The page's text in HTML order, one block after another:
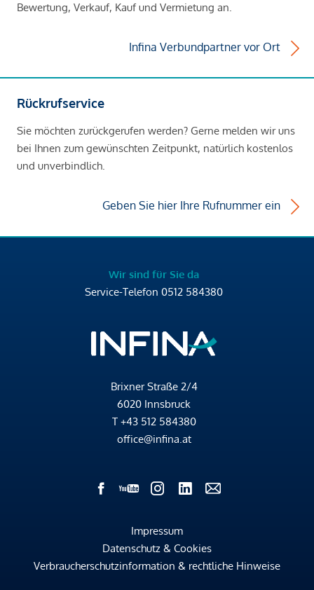
Bewertung, Verkauf, Kauf und Vermietung an.
Infina Verbundpartner vor Ort
Rückrufservice
Sie möchten zurückgerufen werden? Gerne melden wir uns
bei Ihnen zum gewünschten Zeitpunkt, natürlich kostenlos
und unverbindlich.
Geben Sie hier Ihre Rufnummer ein
Wir sind für Sie da
Service-Telefon 0512 584380
Brixner Straße 2/4
6020 Innsbruck
T +43 512 584380
office@infina.at
Impressum
Datenschutz & Cookies
Verbraucherschutzinformation & rechtliche Hinweise